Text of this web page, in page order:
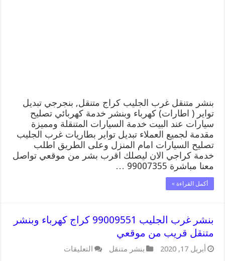
مغلقة
بنشر متنقل غرب الجليب كراج متنقل, بنجرجي تبديل
تواير ( اطارات) كهرباء وبنشر خدمة كهربائي تصليح
سيارات عند البيت خدمة السيارات المتنقلة ومميزة
مقدمة لجميع العملاء تبديل تواير بطاريات غرب الجليب
تصليح السيارات امام المنزل وعلى الطريق اطلب
خدمة كراجي الان ليصلك اقرب بشر من موقعي تواصل
معنا مباشرة 99007355 …
أكمل القراءة »
بنشر غرب الجليب 99009551 كراج كهرباء وبنشر
متنقل قريب من موقعي
أبريل 17, 2020 بنشر متنقل التعليقات